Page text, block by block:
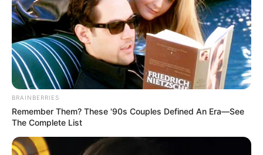
BRAINBERRIES
Remember Them? These '90s Couples Defined An Era—See
The Complete List